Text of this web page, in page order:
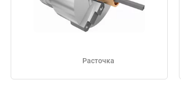
Расточка